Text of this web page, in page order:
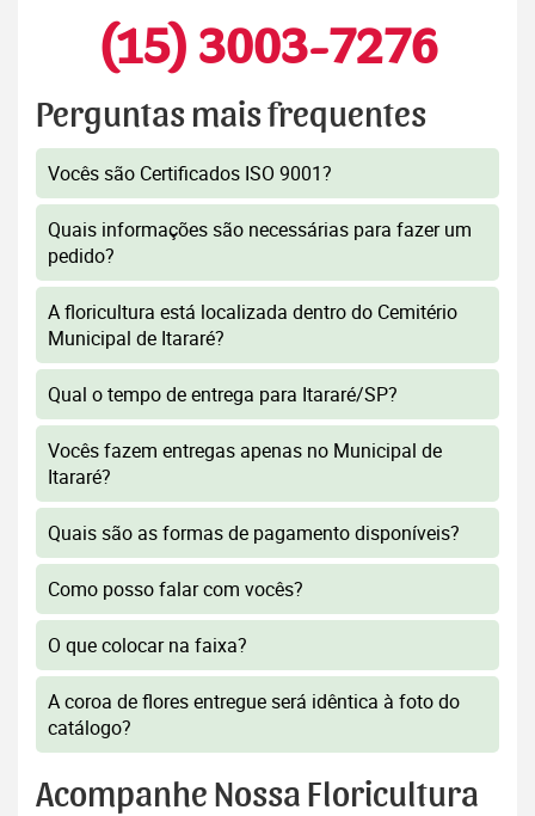
(15) 3003-7276
Perguntas mais frequentes
Vocês são Certificados ISO 9001?
Quais informações são necessárias para fazer um
pedido?
A floricultura está localizada dentro do Cemitério
Municipal de Itararé?
Qual o tempo de entrega para Itararé/SP?
Vocês fazem entregas apenas no Municipal de
Itararé?
Quais são as formas de pagamento disponíveis?
Como posso falar com vocês?
O que colocar na faixa?
A coroa de flores entregue será idêntica à foto do
catálogo?
Acompanhe Nossa Floricultura